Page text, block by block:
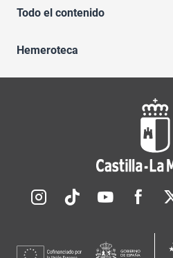
Todo el contenido
Hemeroteca
Redes sociales JCCM